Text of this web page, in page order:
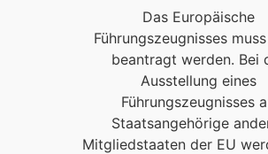
Das Europäische
Führungszeugnisses
beantragt werden. Bei
Ausstellung eines
Führungszeugnisses
Staatsangehörige
Mitgliedstaaten der EU